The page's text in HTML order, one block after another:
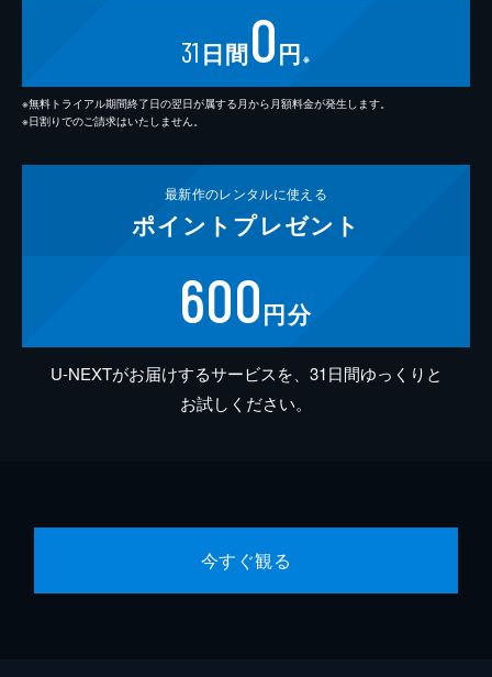
31 日間0円 ※
※無料トライアル期間終了日の翌日が属する月から月額料金が発生します。
※日割りでのご請求はいたしません。
最新作のレンタルに使える
ポイント プレゼント
600円分
U-NEXTがお届けするサービスを、31日間ゆっくりと
お試しください。
今すぐ観る